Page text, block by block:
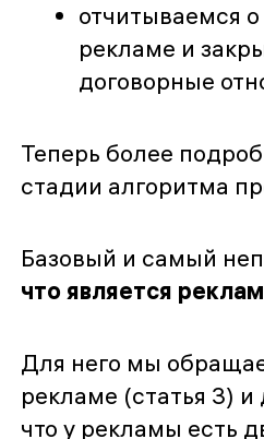
отчитываемся
рекламе и
договорные
Теперь более
стадии алгоритма
Базовый и самый
что является
Для него мы
рекламе (статья 3)
что у рекламы есть